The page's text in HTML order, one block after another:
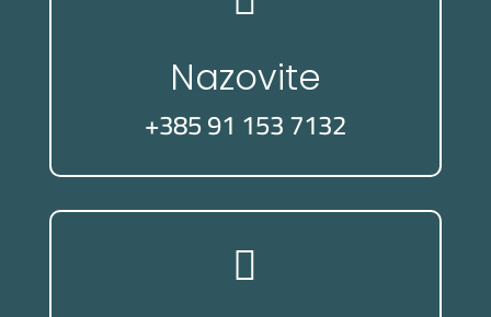
Nazovite
+385 91 153 7132
